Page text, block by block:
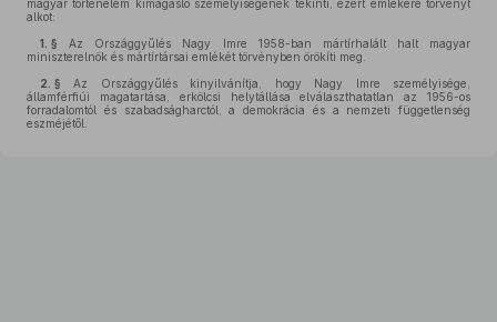
magyar történelem kimagasló személyiségének tekinti, ezért emlékére törvényt
alkot:
1. § Az Országgyűlés Nagy Imre 1958-ban mártírhalált halt magyar
miniszterelnök és mártírtársai emlékét törvényben örökíti meg.
2. § Az Országgyűlés kinyilvánítja, hogy Nagy Imre személyisége,
államférfiúi magatartása, erkölcsi helytállása elválaszthatatlan az 1956-os
forradalomtól és szabadságharctól, a demokrácia és a nemzeti függetlenség
eszméjétől.